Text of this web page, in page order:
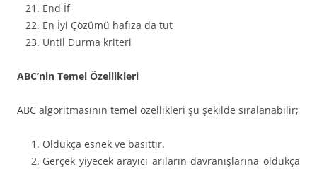
End İf
En İyi Çözümü hafıza da tut
Until Durma kriteri
ABC’nin Temel Özellikleri
ABC algoritmasının temel özellikleri şu şekilde sıralanabilir;
Oldukça esnek ve basittir.
Gerçek yiyecek arayıcı arıların davranışlarına oldukça